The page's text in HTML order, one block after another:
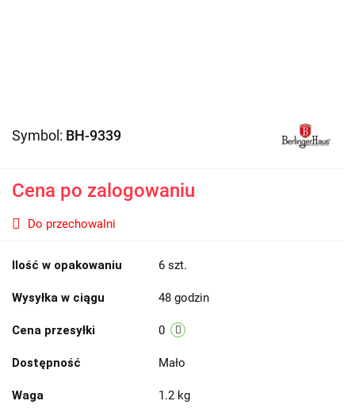
Symbol: BH-9339
Cena po zalogowaniu
Do przechowalni
Ilość w opakowaniu 6 szt.
Wysyłka w ciągu 48 godzin
Cena przesyłki 0
Dostępność Mało
Waga 1.2 kg